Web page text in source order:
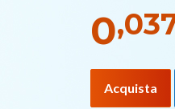
0
Acquista